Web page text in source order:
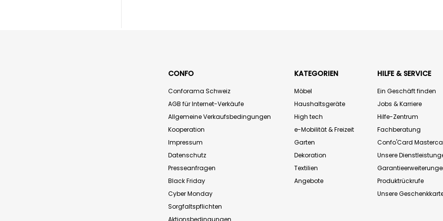
CONFO
Conforama Schweiz
AGB für Internet-Verkäufe
Allgemeine Verkaufsbedingungen
Kooperation
Impressum
Datenschutz
Presseanfragen
Black Friday
Cyber Monday
Sorgfaltspflichten
KATEGORIEN
Möbel
Haushaltsgeräte
High tech
e-Mobilität & Freizeit
Garten
Dekoration
Textilien
Angebote
HILFE & SERVICE
Ein Geschäft finden
Jobs & Karriere
Hilfe-Zentrum
Fachberatung
Confo'Card
Unsere
Produktrückrufe
Unsere